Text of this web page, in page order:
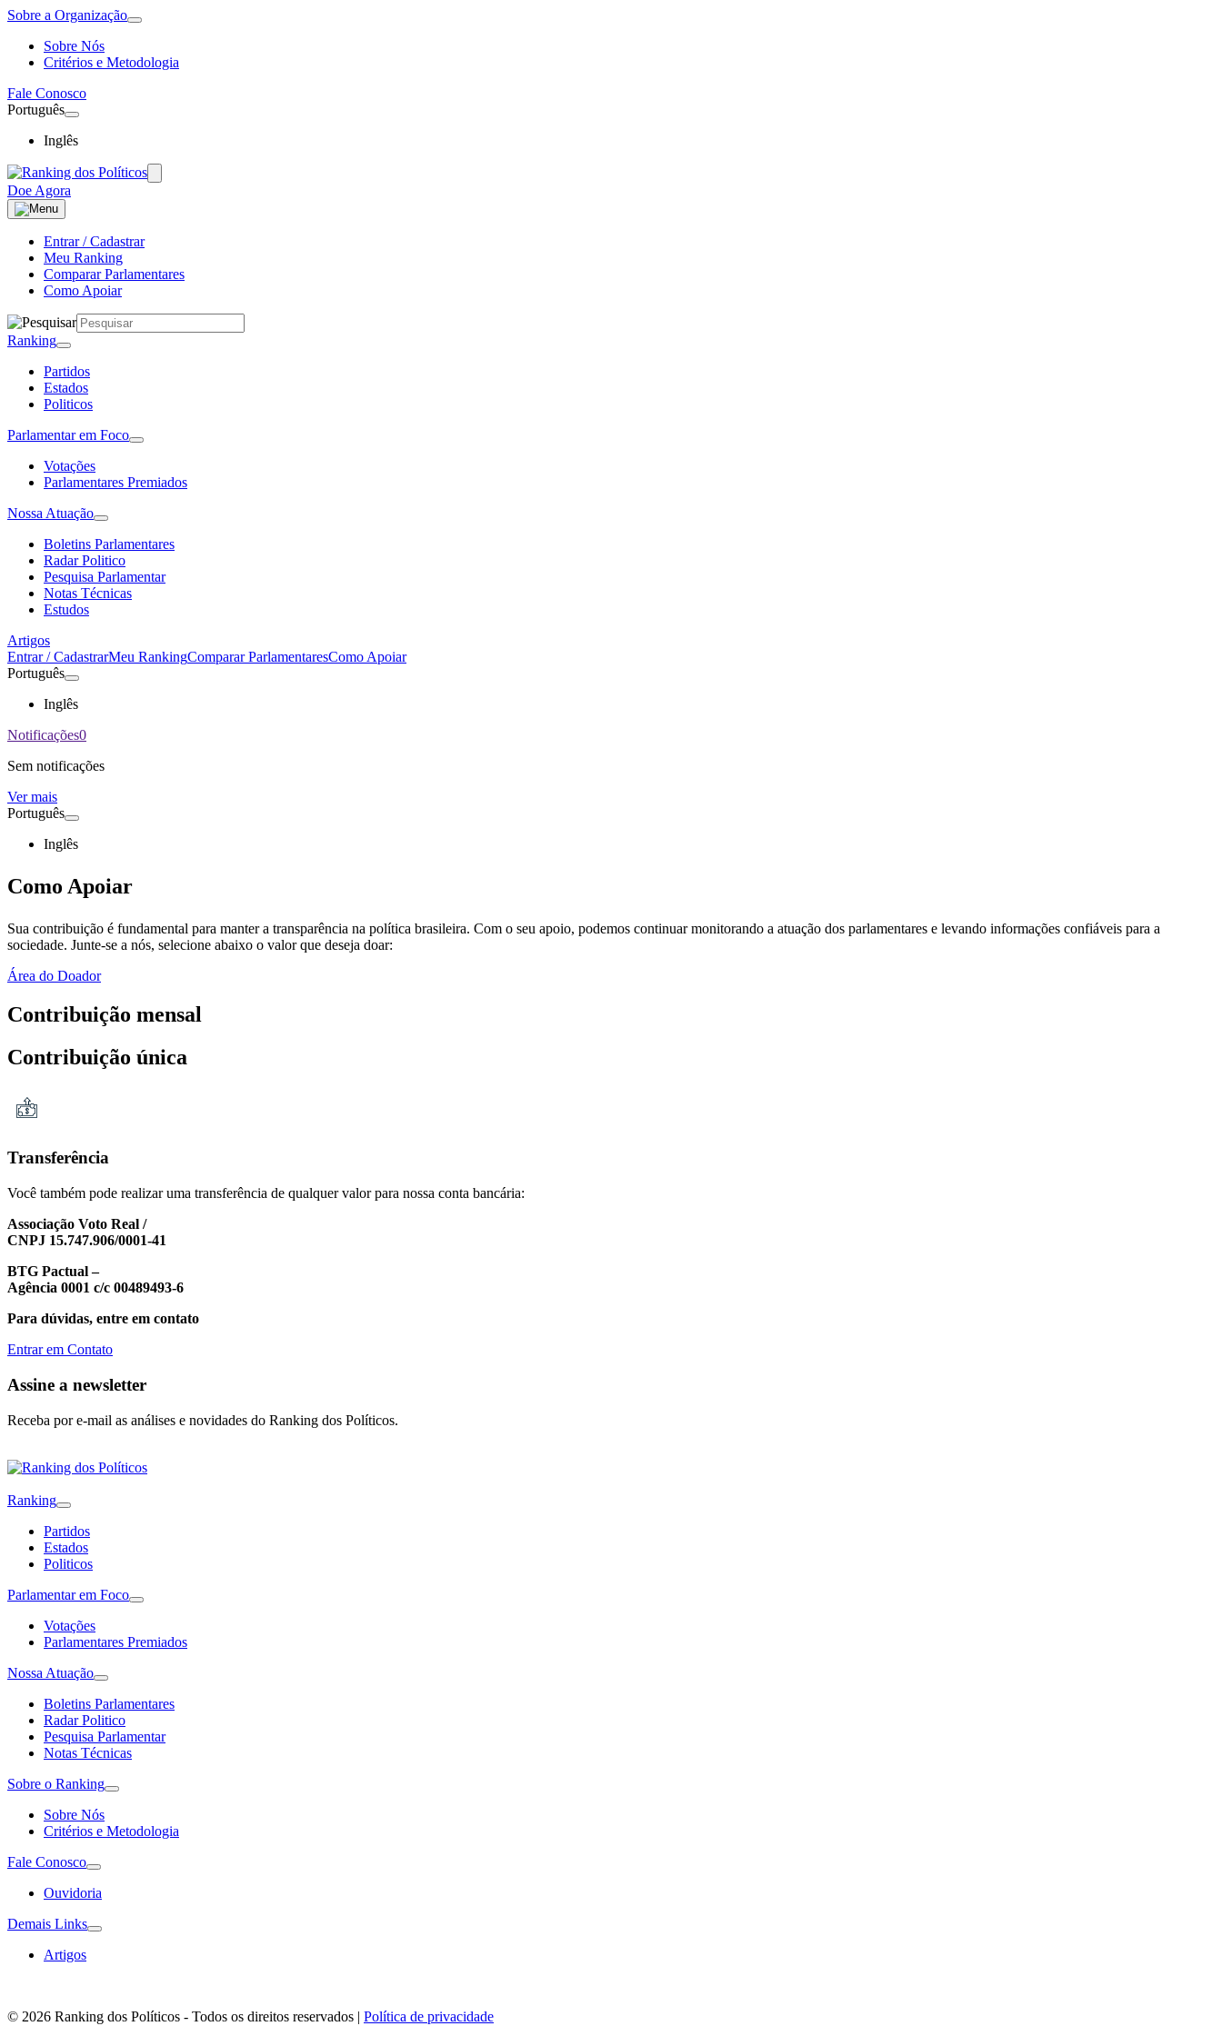
Sobre a Organização
Sobre Nós
Critérios e Metodologia
Fale Conosco
Português
Inglês
Doe Agora
Entrar / Cadastrar
Meu Ranking
Comparar Parlamentares
Como Apoiar
Ranking
Partidos
Estados
Politicos
Parlamentar em Foco
Votações
Parlamentares Premiados
Nossa Atuação
Boletins Parlamentares
Radar Politico
Pesquisa Parlamentar
Notas Técnicas
Estudos
Artigos
Entrar / CadastrarMeu RankingComparar ParlamentaresComo Apoiar
Português
Inglês
Notificações0
Sem notificações
Ver mais
Português
Inglês
Como Apoiar
Sua contribuição é fundamental para manter a transparência na política brasileira. Com o seu apoio, podemos continuar monitorando a atuação dos parlamentares e levando informações confiáveis para a
sociedade. Junte-se a nós, selecione abaixo o valor que deseja doar:
Área do Doador
Contribuição mensal
Contribuição única
Transferência
Você também pode realizar uma transferência de qualquer valor para nossa conta bancária:
Associação Voto Real /
CNPJ 15.747.906/0001-41
BTG Pactual –
Agência 0001 c/c 00489493-6
Para dúvidas, entre em contato
Entrar em Contato
Assine a newsletter
Receba por e-mail as análises e novidades do Ranking dos Políticos.
Ranking
Partidos
Estados
Politicos
Parlamentar em Foco
Votações
Parlamentares Premiados
Nossa Atuação
Boletins Parlamentares
Radar Politico
Pesquisa Parlamentar
Notas Técnicas
Sobre o Ranking
Sobre Nós
Critérios e Metodologia
Fale Conosco
Ouvidoria
Demais Links
Artigos
© 2026 Ranking dos Políticos - Todos os direitos reservados | Política de privacidade